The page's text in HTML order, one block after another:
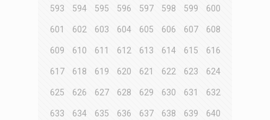
593 594 595 596 597 598 599 600
601 602 603 604 605 606 607 608
609 610 611 612 613 614 615 616
617 618 619 620 621 622 623 624
625 626 627 628 629 630 631 632
633 634 635 636 637 638 639 640